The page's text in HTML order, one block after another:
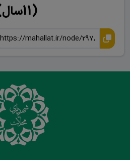
(11سال)